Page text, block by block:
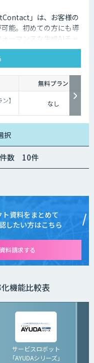
」は、お客様の
能。初めての方にも導
ーマンスな生成AIチャ
無料プラン
】
：
なし
択
件数 10件
ト資料をまとめて
したい方はこちら
料請求する
機能比較表
サービスロボット
「AYUDAシリーズ」